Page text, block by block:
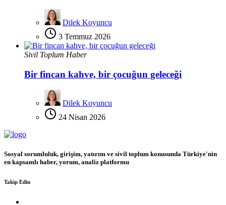
Dilek Koyuncu
3 Temmuz 2026
Sivil Toplum Haber
Bir fincan kahve, bir çocuğun geleceği
Dilek Koyuncu
24 Nisan 2026
Sosyal sorumluluk, girişim, yatırım ve sivil toplum konusunda Türkiye'nin
en kapsamlı haber, yorum, analiz platformu
Takip Edin